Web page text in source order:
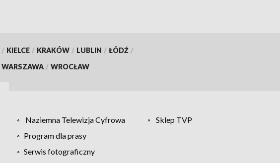
/ KIELCE / KRAKÓW / LUBLIN / ŁÓDŹ /
WARSZAWA / WROCŁAW
Naziemna Telewizja Cyfrowa
Sklep TVP
Program dla prasy
Serwis fotograficzny